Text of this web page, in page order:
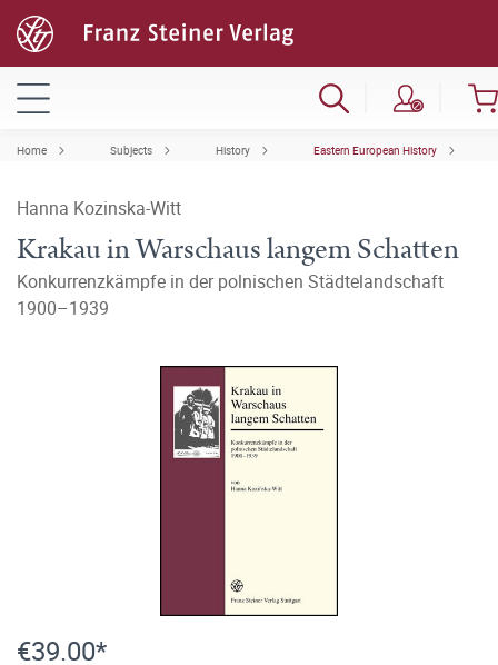
Home Subjects History Eastern European History
Hanna Kozinska-Witt
Krakau in Warschaus langem Schatten
Konkurrenzkämpfe in der polnischen Städtelandschaft
1900–1939
€39.00*